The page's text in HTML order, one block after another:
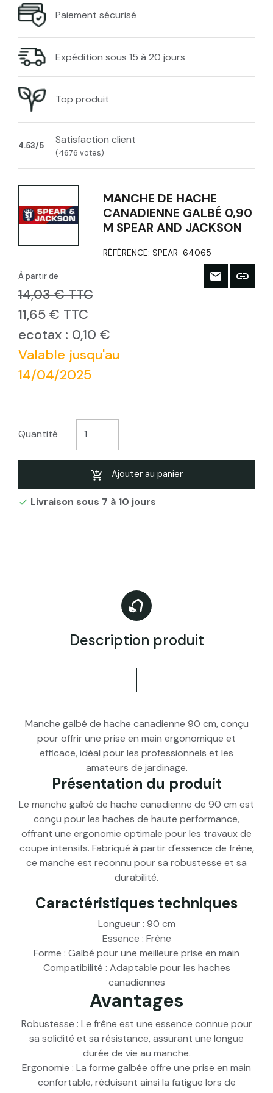
Paiement sécurisé
Expédition sous 15 à 20 jours
Top produit
4.53/5 Satisfaction client
(4676 votes)
MANCHE DE HACHE
CANADIENNE GALBÉ 0,90
M SPEAR AND JACKSON
RÉFÉRENCE:SPEAR-64065
À partir de
14,03 € TTC
11,65 € TTC
ecotax : 0,10 €
Valable jusqu'au
14/04/2025
Quantité
Ajouter au panier
 Livraison sous 7 à 10 jours
Description produit
Manche galbé de hache canadienne 90 cm, conçu
pour offrir une prise en main ergonomique et
efficace, idéal pour les professionnels et les
amateurs de jardinage.
Présentation du produit
Le manche galbé de hache canadienne de 90 cm est
conçu pour les haches de haute performance,
offrant une ergonomie optimale pour les travaux de
coupe intensifs. Fabriqué à partir d'essence de frêne,
ce manche est reconnu pour sa robustesse et sa
durabilité.
Caractéristiques techniques
Longueur : 90 cm
Essence : Frêne
Forme : Galbé pour une meilleure prise en main
Compatibilité : Adaptable pour les haches
canadiennes
Avantages
Robustesse : Le frêne est une essence connue pour
sa solidité et sa résistance, assurant une longue
durée de vie au manche.
Ergonomie : La forme galbée offre une prise en main
confortable, réduisant ainsi la fatigue lors de